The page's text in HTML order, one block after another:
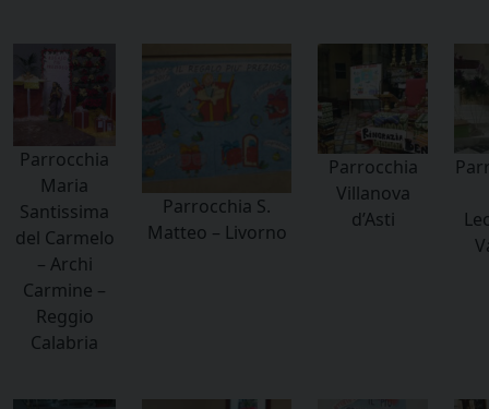
Parrocchia
Maria
Santissima
del Carmelo
– Archi
Carmine –
Reggio
Calabria
Parrocchia S.
Matteo – Livorno
Parrocchia
Villanova
d’Asti